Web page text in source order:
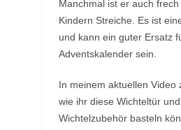
Manchmal ist er auch
Kindern Streiche. Es ist
und kann ein guter Ersatz
Adventskalender sein.
In meinem aktuellen Video
wie ihr diese Wichteltür
Wichtelzubehör basteln